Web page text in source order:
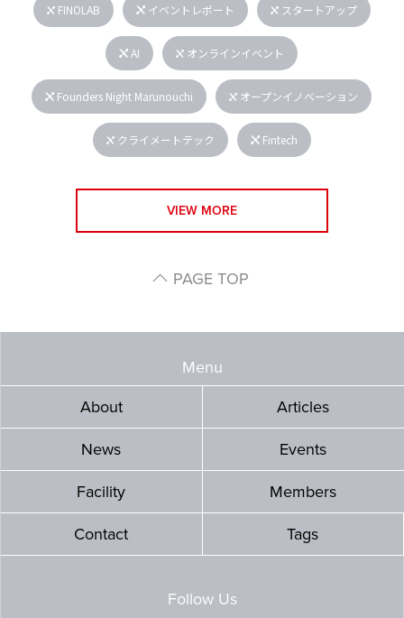
FINOLAB イベントレポート スタートアップ
AI オンラインイベント
Founders Night Marunouchi オープンイノベーション
クライメートテック Fintech
VIEW MORE
PAGE TOP
Menu
About
Articles
News Events
Facility Members
Contact Tags
Follow Us